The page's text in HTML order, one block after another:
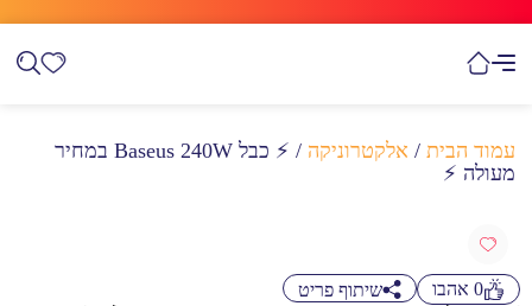
עמוד הבית / אלקטרוניקה
/ ⚡️ כבל Baseus 240W במחיר
מעולה ⚡️
0 אהבו שיתוף פריט